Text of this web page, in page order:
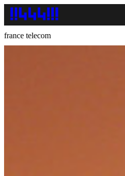
france telecom